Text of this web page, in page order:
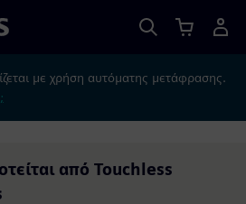
με χρήση αυτόματης μετάφρασης.
από Touchless